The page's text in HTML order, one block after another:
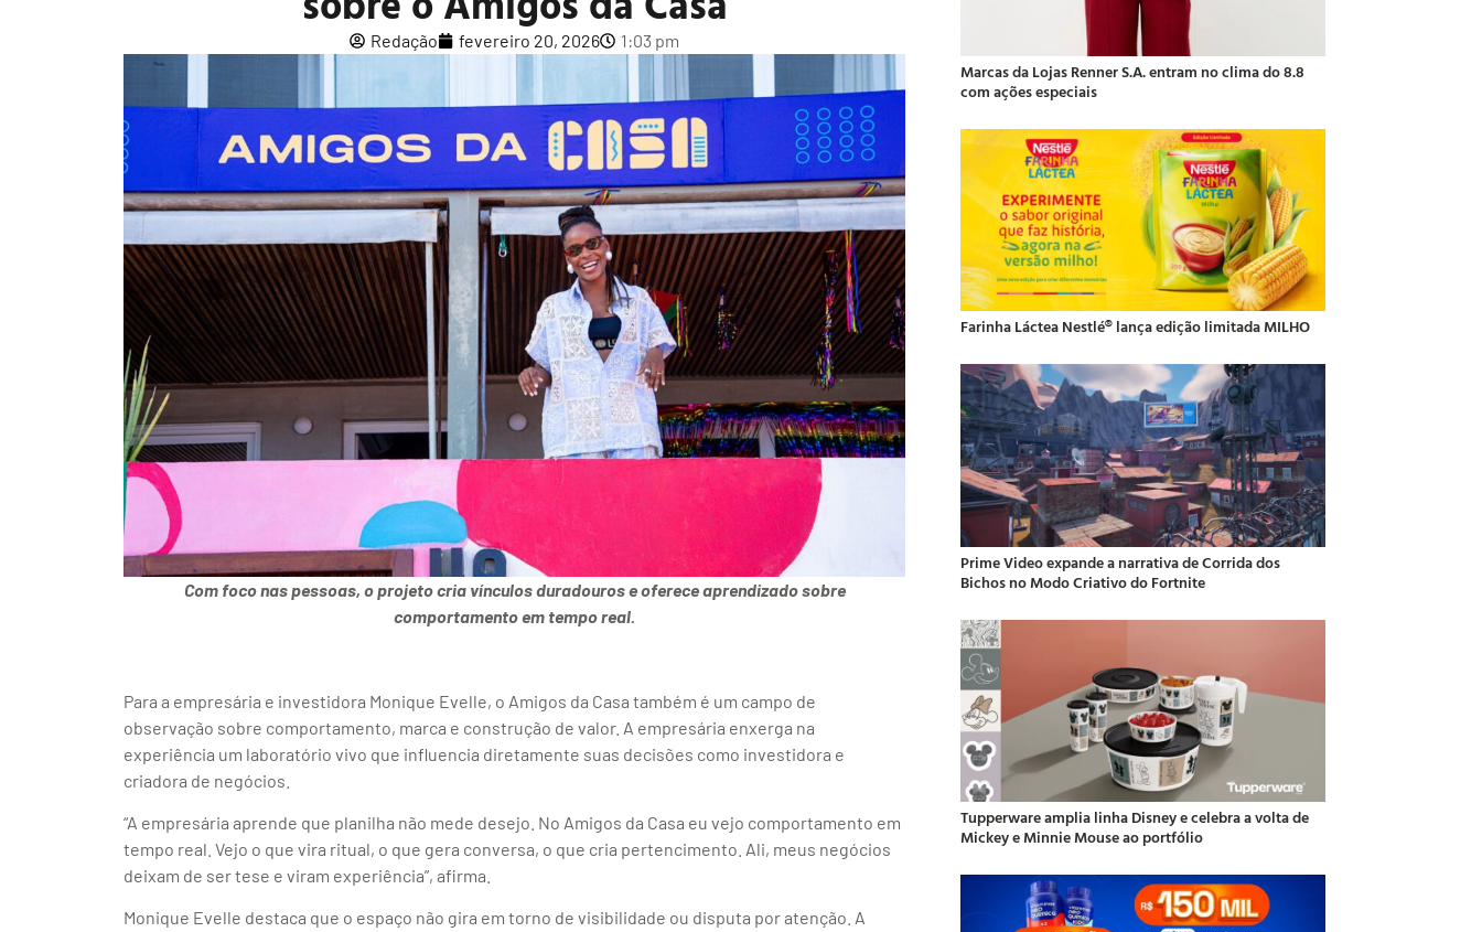
Redação fevereiro 20, 2026 1:03 pm
Com foco nas pessoas, o projeto cria vínculos duradouros e oferece aprendizado sobre
comportamento em tempo real.
Para a empresária e investidora Monique Evelle, o Amigos da Casa também é um campo de
observação sobre comportamento, marca e construção de valor. A empresária enxerga na
experiência um laboratório vivo que influencia diretamente suas decisões como investidora e
criadora de negócios.
“A empresária aprende que planilha não mede desejo. No Amigos da Casa eu vejo comportamento em
tempo real. Vejo o que vira ritual, o que gera conversa, o que cria pertencimento. Ali, meus negócios
deixam de ser tese e viram experiência”, afirma.
Monique Evelle destaca que o espaço não gira em torno de visibilidade ou disputa por atenção. A
Marcas da Lojas Renner S.A. entram no clima do 8.8
com ações especiais
Farinha Láctea Nestlé® lança edição limitada MILHO
Prime Video expande a narrativa de Corrida dos
Bichos no Modo Criativo do Fortnite
Tupperware amplia linha Disney e celebra a volta de
Mickey e Minnie Mouse ao portfólio